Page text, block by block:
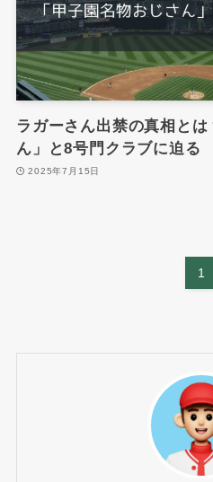
ラガーさん出禁の真相と
ん」と8号門クラブに迫る
2025年7月15日
1